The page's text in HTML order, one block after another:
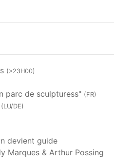
(>23H00)
parc de sculpturess" (FR)
(LU/DE)
devient guide
Marques & Arthur Possing